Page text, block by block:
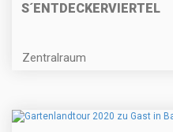
S´ENTDECKERVIERTEL
Zentralraum